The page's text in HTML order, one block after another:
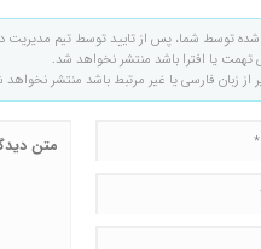
شده توسط شما، پس از تایید توسط تیم
تهمت یا افترا باشد منتشر نخواهد شد.
از زبان فارسی یا غیر مرتبط باشد منتشر